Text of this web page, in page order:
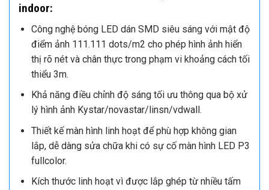
indoor:
Công nghệ bóng LED dán SMD siêu sáng với mật độ
điểm ảnh 111.111 dots/m2 cho phép hình ảnh hiển
thị rõ nét và chân thực trong phạm vi khoảng cách tối
thiểu 3m.
Khả năng điều chỉnh độ sáng tối ưu thông qua bộ xử
lý hình ảnh Kystar/novastar/linsn/vdwall.
Thiết kế màn hình linh hoạt để phù hợp không gian
lắp, dễ dàng sửa chữa khi có sự cố màn hình LED P3
fullcolor.
Kích thước linh hoạt vì được lắp ghép từ nhiều tấm